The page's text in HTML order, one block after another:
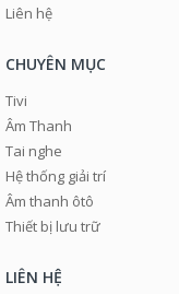
Liên hệ
CHUYÊN MỤC
Tivi
Âm Thanh
Tai nghe
Hệ thống giải trí
Âm thanh ôtô
Thiết bị lưu trữ
LIÊN HỆ